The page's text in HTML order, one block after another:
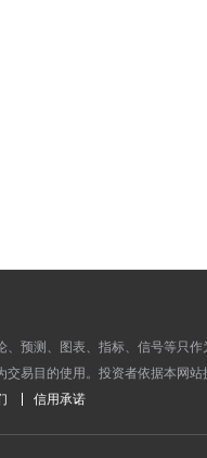
2014-10-10
2014-10-08
2014-09-30
2014-09-29
2014-09-26
预测、图表、指标、信号等只
易目的使用。投资者依据本网
信用承诺